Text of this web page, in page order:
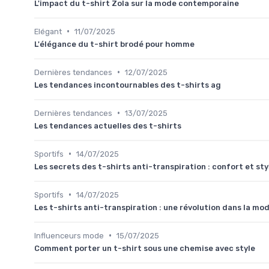
L'impact du t-shirt Zola sur la mode contemporaine
Elégant • 11/07/2025
L'élégance du t-shirt brodé pour homme
Dernières tendances • 12/07/2025
Les tendances incontournables des t-shirts ag
Dernières tendances • 13/07/2025
Les tendances actuelles des t-shirts
Sportifs • 14/07/2025
Les secrets des t-shirts anti-transpiration : confort et
Sportifs • 14/07/2025
Les t-shirts anti-transpiration : une révolution dans la
Influenceurs mode • 15/07/2025
Comment porter un t-shirt sous une chemise avec style